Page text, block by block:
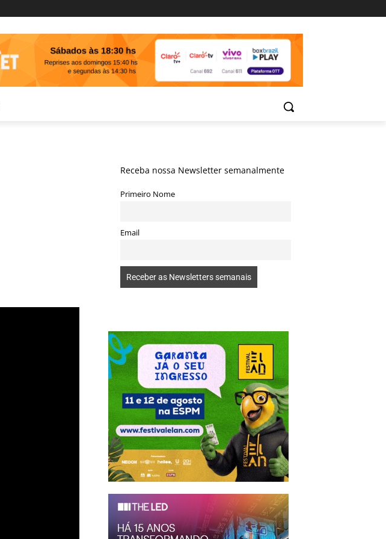
Receba nossa Newsletter semanalmente
Primeiro Nome
Email